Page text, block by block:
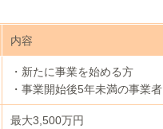
内容
・新たに事業を始める方
・事業開始後5年未満の事業者
最大3,500万円